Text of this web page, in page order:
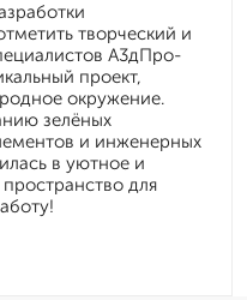
творческий и
А3дПро-
проект,
окружение.
зелёных
и инженерных
в уютное и
для